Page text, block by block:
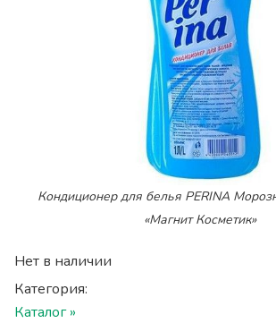
Кондиционер для белья PERINA
«Магнит Косметик»
Нет в наличии
Категория:
Каталог »